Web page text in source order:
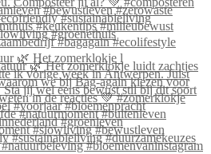
🌿 Het zomerklokje l